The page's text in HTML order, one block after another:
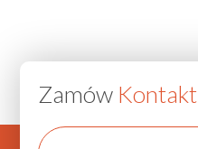
Zamów Kontakt